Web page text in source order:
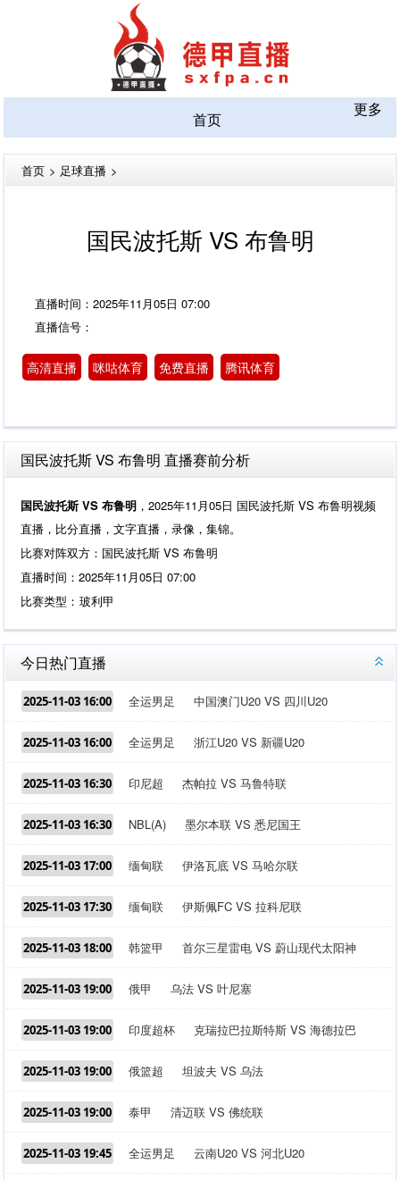
首页
更多
首页 > 足球直播 >
国民波托斯 VS 布鲁明
直播时间：2025年11月05日 07:00
直播信号：
高清直播 咪咕体育 免费直播 腾讯体育
国民波托斯 VS 布鲁明 直播赛前分析
国民波托斯 VS 布鲁明 ，2025年11月05日 国民波托斯 VS 布鲁明视频
直播，比分直播，文字直播，录像，集锦。
比赛对阵双方：国民波托斯 VS 布鲁明
直播时间：2025年11月05日 07:00
比赛类型： 玻利甲
今日热门直播
2025-11-03 16:00 全运男足 中国澳门U20 VS 四川U20
2025-11-03 16:00 全运男足 浙江U20 VS 新疆U20
2025-11-03 16:30 印尼超 杰帕拉 VS 马鲁特联
2025-11-03 16:30 NBL(A) 墨尔本联 VS 悉尼国王
2025-11-03 17:00 缅甸联 伊洛瓦底 VS 马哈尔联
2025-11-03 17:30 缅甸联 伊斯佩FC VS 拉科尼联
2025-11-03 18:00 韩篮甲 首尔三星雷电 VS 蔚山现代太阳神
2025-11-03 19:00 俄甲 乌法 VS 叶尼塞
2025-11-03 19:00 印度超杯 克瑞拉巴拉斯特斯 VS 海德拉巴
2025-11-03 19:00 俄篮超 坦波夫 VS 乌法
2025-11-03 19:00 泰甲 清迈联 VS 佛统联
2025-11-03 19:45 全运男足 云南U20 VS 河北U20